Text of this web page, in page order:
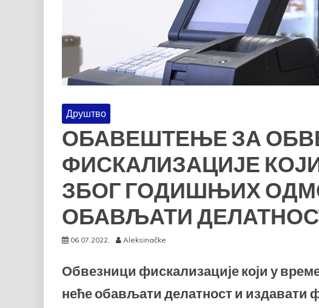
Друштво
ОБАВЕШТЕЊЕ ЗА
ФИСКАЛИЗАЦИЈЕ
ЗБОГ ГОДИШЊИХ
ОБАВЉАТИ
06.07.2022. Aleksinačke
Обвезници фискализације који у
неће обављати делатност и издавати